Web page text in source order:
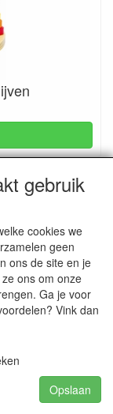
gebruik
cookies we
geen
ons de site en je
ons om onze
Ga je voor
Vink dan
Opslaan